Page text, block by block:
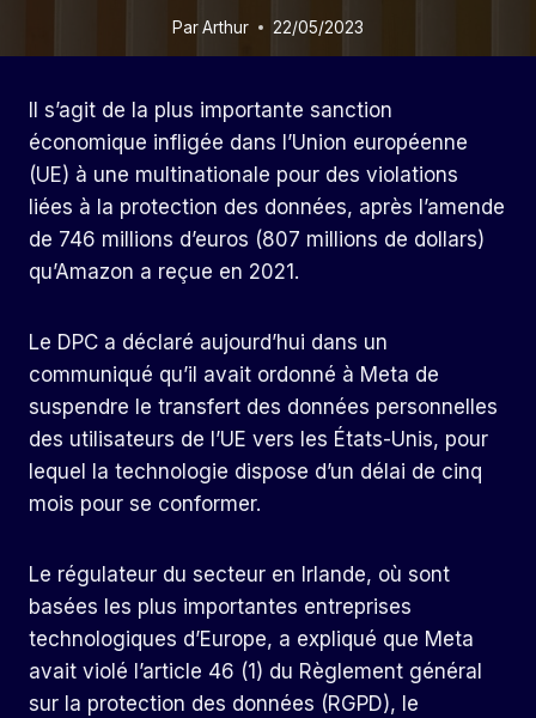
ParArthur 22/05/2023
Il s’agit de la plus importante sanction
économique infligée dans l’Union européenne
(UE) à une multinationale pour des violations
liées à la protection des données, après l’amende
de 746 millions d’euros (807 millions de dollars)
qu’Amazon a reçue en 2021.
Le DPC a déclaré aujourd’hui dans un
communiqué qu’il avait ordonné à Meta de
suspendre le transfert des données personnelles
des utilisateurs de l’UE vers les États-Unis, pour
lequel la technologie dispose d’un délai de cinq
mois pour se conformer.
Le régulateur du secteur en Irlande, où sont
basées les plus importantes entreprises
technologiques d’Europe, a expliqué que Meta
avait violé l’article 46 (1) du Règlement général
sur la protection des données (RGPD), le